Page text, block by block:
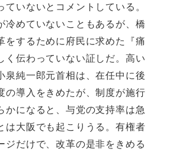
ていないとコメントしている。
冷めていないこともあるが、橋
をするために府民に求めた『痛
く伝わっていない証しだ。高い
泉純一郎元首相は、在任中に後
の導入をきめたが、制度が施行
かになると、与党の支持率は急
は大阪でも起こりうる。有権者
ジだけで、改革の是非をきめる